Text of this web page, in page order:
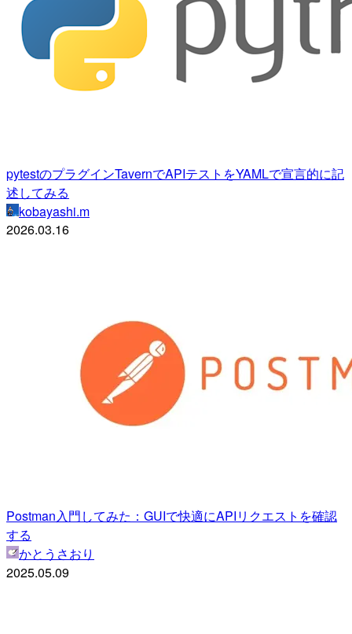
pytestのプラグインTavernでAPIテストをYAMLで宣言的に記
述してみる
kobayashi.m
2026.03.16
Postman入門してみた：GUIで快適にAPIリクエストを確認
する
かとうさおり
2025.05.09